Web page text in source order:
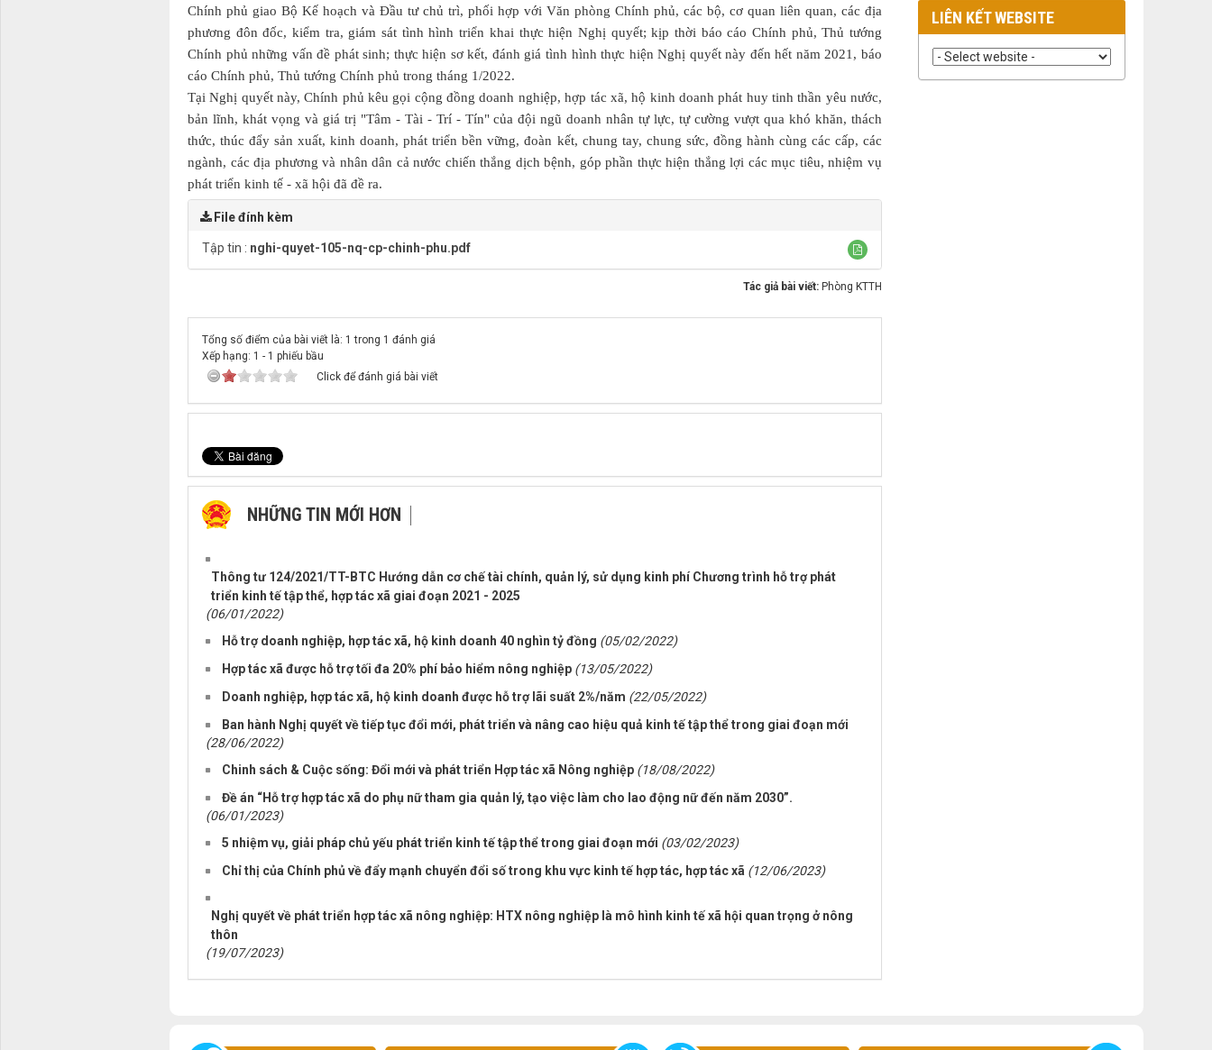
Chính phủ giao Bộ Kế hoạch và Đầu tư chủ trì, phối hợp với Văn phòng Chính phủ, các bộ, cơ quan liên quan, các địa
phương đôn đốc, kiểm tra, giám sát tình hình triển khai thực hiện Nghị quyết; kịp thời báo cáo Chính phủ, Thủ tướng
Chính phủ những vấn đề phát sinh; thực hiện sơ kết, đánh giá tình hình thực hiện Nghị quyết này đến hết năm 2021, báo
cáo Chính phủ, Thủ tướng Chính phủ trong tháng 1/2022.
Tại Nghị quyết này, Chính phủ kêu gọi cộng đồng doanh nghiệp, hợp tác xã, hộ kinh doanh phát huy tinh thần yêu nước,
bản lĩnh, khát vọng và giá trị "Tâm - Tài - Trí - Tín" của đội ngũ doanh nhân tự lực, tự cường vượt qua khó khăn, thách
thức, thúc đẩy sản xuất, kinh doanh, phát triển bền vững, đoàn kết, chung tay, chung sức, đồng hành cùng các cấp, các
ngành, các địa phương và nhân dân cả nước chiến thắng dịch bệnh, góp phần thực hiện thắng lợi các mục tiêu, nhiệm vụ
phát triển kinh tế - xã hội đã đề ra.
File đính kèm
Tập tin : nghi-quyet-105-nq-cp-chinh-phu.pdf
Tác giả bài viết: Phòng KTTH
Tổng số điểm của bài viết là: 1 trong 1 đánh giá
Xếp hạng: 1 - 1 phiếu bầu
Click để đánh giá bài viết
NHỮNG TIN MỚI HƠN
Thông tư 124/2021/TT-BTC Hướng dẫn cơ chế tài chính, quản lý, sử dụng kinh phí Chương trình hỗ trợ phát
triển kinh tế tập thể, hợp tác xã giai đoạn 2021 - 2025
(06/01/2022)
Hỗ trợ doanh nghiệp, hợp tác xã, hộ kinh doanh 40 nghìn tỷ đồng (05/02/2022)
Hợp tác xã được hỗ trợ tối đa 20% phí bảo hiểm nông nghiệp (13/05/2022)
Doanh nghiệp, hợp tác xã, hộ kinh doanh được hỗ trợ lãi suất 2%/năm (22/05/2022)
Ban hành Nghị quyết về tiếp tục đổi mới, phát triển và nâng cao hiệu quả kinh tế tập thể trong giai đoạn mới
(28/06/2022)
Chinh sách & Cuộc sống: Đổi mới và phát triển Hợp tác xã Nông nghiệp (18/08/2022)
Đề án “Hỗ trợ hợp tác xã do phụ nữ tham gia quản lý, tạo việc làm cho lao động nữ đến năm 2030”.
(06/01/2023)
5 nhiệm vụ, giải pháp chủ yếu phát triển kinh tế tập thể trong giai đoạn mới (03/02/2023)
Chỉ thị của Chính phủ về đẩy mạnh chuyển đổi số trong khu vực kinh tế hợp tác, hợp tác xã (12/06/2023)
Nghị quyết về phát triển hợp tác xã nông nghiệp: HTX nông nghiệp là mô hình kinh tế xã hội quan trọng ở nông
thôn
(19/07/2023)
LIÊN KẾT WEBSITE